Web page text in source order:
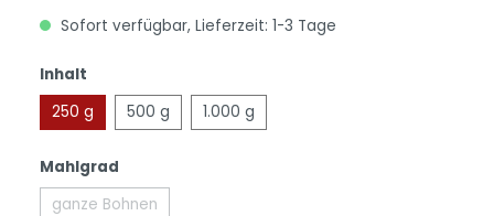
Sofort verfügbar, Lieferzeit: 1-3 Tage
Inhalt
250 g
500 g 1.000 g
Mahlgrad
ganze Bohnen